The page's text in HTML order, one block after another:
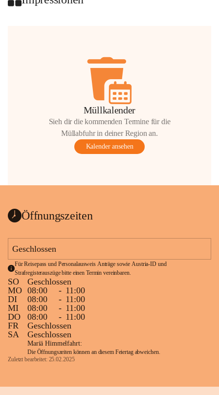
Müllkalender
Sieh dir die kommenden Termine für die
Müllabfuhr in deiner Region an.
Kalender ansehen
Öffnungszeiten
Geschlossen
Für Reisepass und Personalausweis Anträge sowie Austria-ID und
Strafregisterauszüge bitte einen Termin vereinbaren.
SO
Geschlossen
MO 08:00 - 11:00
DI
08:00 - 11:00
MI
08:00 - 11:00
DO
08:00 - 11:00
FR
Geschlossen
SA
Geschlossen
Mariä Himmelfahrt:
Die Öffnungszeiten können an diesem Feiertag abweichen.
Zuletzt bearbeitet: 25.02.2025